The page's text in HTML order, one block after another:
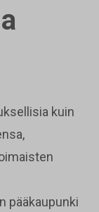
kuin
pääkaupunki